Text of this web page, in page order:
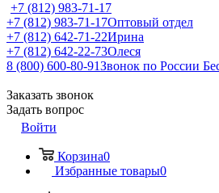
+7 (812) 983-71-17
+7 (812) 983-71-17Оптовый отдел
+7 (812) 642-71-22Ирина
+7 (812) 642-22-73Олеся
8 (800) 600-80-91Звонок по России
Заказать звонок
Задать вопрос
Войти
Корзина0
Избранные товары0